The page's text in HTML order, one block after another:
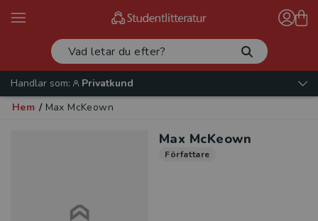
Handlar som:
Privatkund
Hem / Max McKeown
Max McKeown
Författare